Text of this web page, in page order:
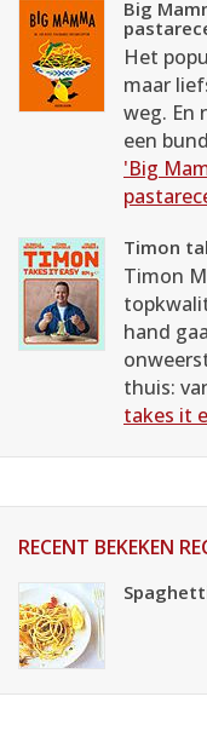
Big
Het
maar
weg. En
een
'Big
Timon
Timon
hand
thuis:
takes it
RECENT BEKEKEN